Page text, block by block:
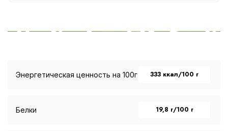
Энергетическая ценность на 100г 333 ккал/100 г
Белки 19,8 г/100 г